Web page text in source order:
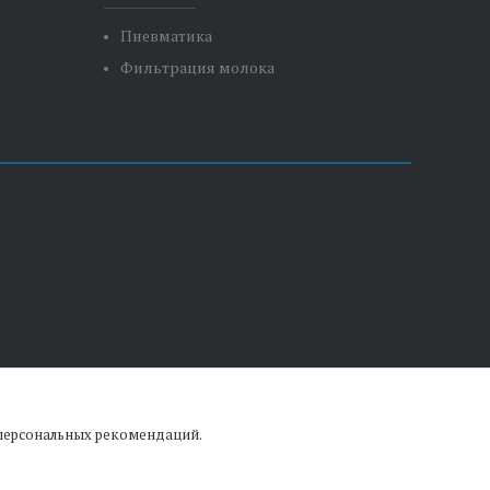
Пневматика
Фильтрация молока
рекомендаций.